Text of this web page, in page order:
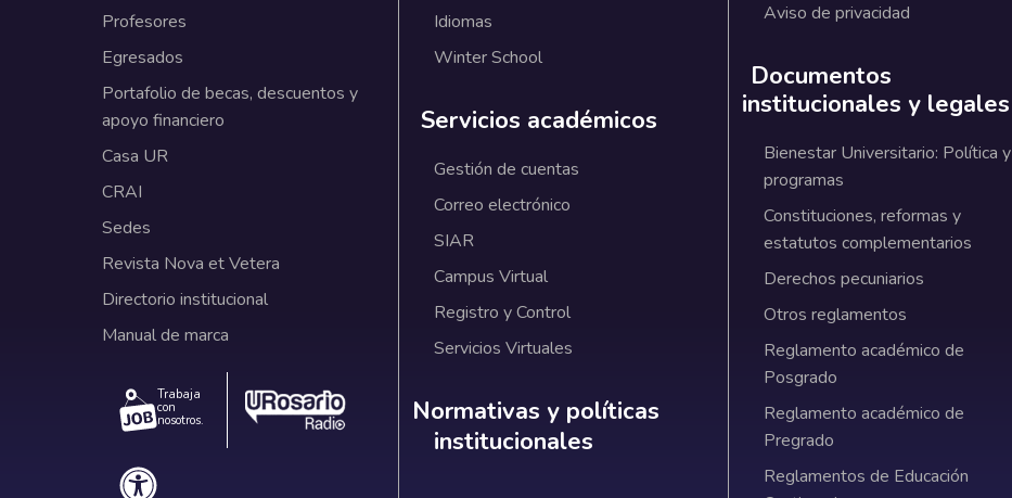
Profesores
Egresados
Portafolio de becas, descuentos y
apoyo financiero
Casa UR
CRAI
Sedes
Revista Nova et Vetera
Directorio institucional
Manual de marca
Trabaja
con
nosotros.
Idiomas
Winter School
Servicios académicos
Gestión de cuentas
Correo electrónico
SIAR
Campus Virtual
Registro y Control
Servicios Virtuales
Normativas y políticas institucionales
Normativas y políticas
institucionales
Aviso de privacidad
Documentos
institucionales y legales
Bienestar Universitario: Política y
programas
Constituciones, reformas y
estatutos complementarios
Derechos pecuniarios
Otros reglamentos
Reglamento académico de
Posgrado
Reglamento académico de
Pregrado
Reglamentos de Educación